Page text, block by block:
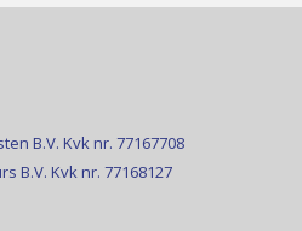
B.V. Kvk nr. 77167708
B.V. Kvk nr. 77168127